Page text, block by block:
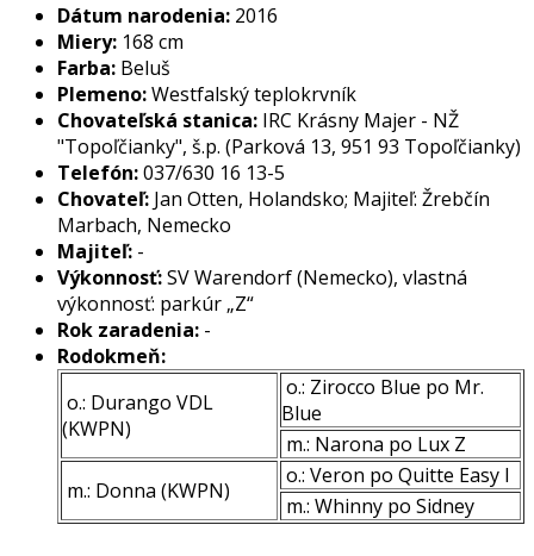
Dátum narodenia: 2016
Miery: 168 cm
Farba: Beluš
Plemeno:Westfalský teplokrvník
Chovateľská stanica: IRC Krásny Majer - NŽ
"Topoľčianky", š.p. (Parková 13, 951 93 Topoľčianky)
Telefón:037/630 16 13-5
Chovateľ: Jan Otten, Holandsko; Majiteľ: Žrebčín
Marbach, Nemecko
Majiteľ: -
Výkonnosť:SV Warendorf (Nemecko), vlastná
výkonnosť: parkúr „Z“
Rok zaradenia: -
Rodokmeň:
o.: Durango VDL
(KWPN)
o.: Zirocco Blue po Mr.
Blue
m.: Narona po Lux Z
m.: Donna (KWPN)
o.: Veron po Quitte Easy I
m.: Whinny po Sidney